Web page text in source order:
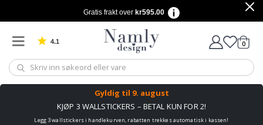
Gratis frakt over kr595.00
4.1 Basert på 1032 stemmer 0varer
Gyldig til 9. august
KJØP 3 WALLSTICKERS – BETAL KUN FOR 2!
Legg 3 wallstickers i handlekurven, rabatten trekkes automatisk i kassen!